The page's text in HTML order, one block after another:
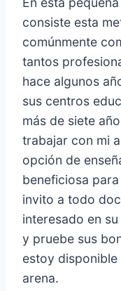
consiste esta
comúnmente
tantos
hace algunos
sus centros
más de siete
trabajar con mi
opción de
beneficiosa
invito a todo
interesado en
y pruebe sus
estoy
arena.